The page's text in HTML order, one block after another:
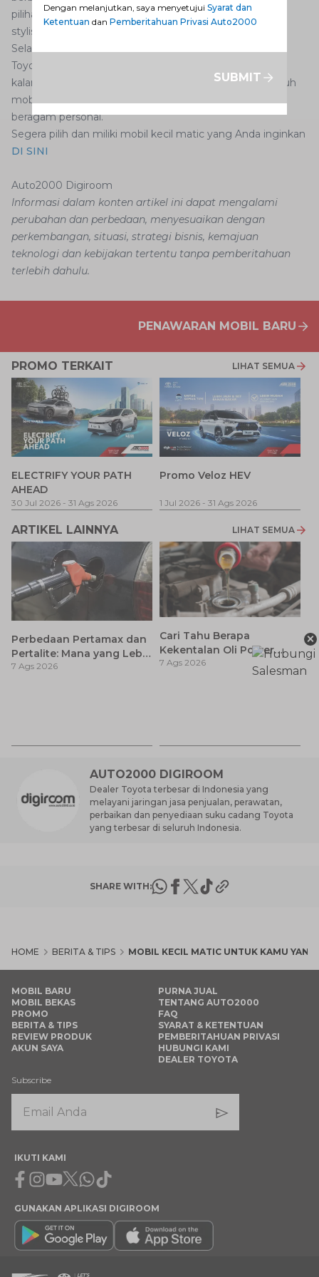
pilihan yang sempurna bagi yang yang mencari sedan
stylish yang andal.
Selain kelima mobil di atas, masih banyak mobil terbaru
Toyota yang tersedia di Auto2000 cocok dan pas untuk
kalangan muda yang eksis. Karena pada dasarnya seluruh
mobil Toyota yang tersedia di Auto2000 cocok untuk
beragam personal.
Segera pilih dan miliki mobil kecil matic yang Anda inginkan
DI SINI
Auto2000 Digiroom
Informasi dalam konten artikel ini dapat mengalami
perubahan dan perbedaan, menyesuaikan dengan
perkembangan, situasi, strategi bisnis, kemajuan
teknologi dan kebijakan tertentu tanpa pemberitahuan
terlebih dahulu.
PENAWARAN MOBIL BARU
PROMO TERKAIT LIHAT SEMUA
ELECTRIFY YOUR PATH
AHEAD
30 Jul 2026 - 31 Ags 2026
Promo Veloz HEV
1 Jul 2026 - 31 Ags 2026
ARTIKEL LAINNYA LIHAT SEMUA
Perbedaan Pertamax dan
Pertalite: Mana yang Lebih
Baik untuk Mobil Toyota
7 Ags 2026
Cari Tahu Berapa
Kekentalan Oli Power
Steering dan Tips
7 Ags 2026
AUTO2000 DIGIROOM
Dealer Toyota terbesar di Indonesia yang
melayani jaringan jasa penjualan, perawatan,
perbaikan dan penyediaan suku cadang Toyota
yang terbesar di seluruh Indonesia.
SHARE WITH:
HOME BERITA & TIPS MOBIL KECIL MATIC UNTUK KAMU YANG
×
MOBIL BARU
MOBIL BEKAS
PROMO
BERITA & TIPS
REVIEW PRODUK
AKUN SAYA
PURNA JUAL
TENTANG AUTO2000
FAQ
SYARAT & KETENTUAN
PEMBERITAHUAN PRIVASI
HUBUNGI KAMI
DEALER TOYOTA
Subscribe
IKUTI KAMI
Facebook
Instagram
Youtube
X Whatsapp
Tiktok
GUNAKAN APLIKASI DIGIROOM
Dengan melanjutkan, saya menyetujui Syarat dan
Ketentuan dan Pemberitahuan Privasi Auto2000
SUBMIT